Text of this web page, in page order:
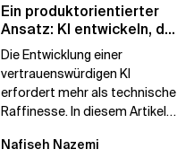
Ein produktorientierter
Ansatz: KI entwickeln, der
die Menschen vertrauen
Die Entwicklung einer
vertrauenswürdigen KI
erfordert mehr als technische
Raffinesse. In diesem Artikel
Begehrlichkeit von KI...
Nafiseh Nazemi